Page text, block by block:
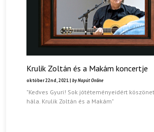
Krulik Zoltán és a Makám koncertje
október 22nd, 2021 | by Napút Online
"Kedves Gyuri! Sok jótéteményeidért
hála. Krulik Zoltán és a Makám"